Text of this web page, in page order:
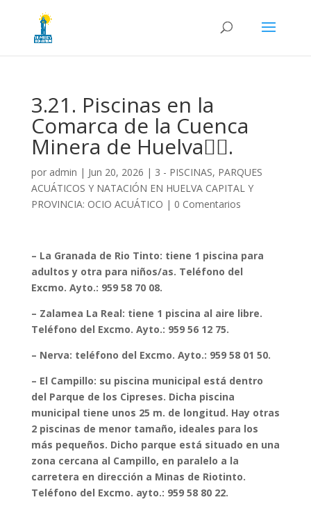
3.21. Piscinas en la
Comarca de la Cuenca
Minera de Huelva🏊‍♂️.
por admin | Jun 20, 2026 | 3 - PISCINAS, PARQUES
ACUÁTICOS Y NATACIÓN EN HUELVA CAPITAL Y
PROVINCIA: OCIO ACUÁTICO | 0 Comentarios
– La Granada de Rio Tinto: tiene 1 piscina para
adultos y otra para niños/as. Teléfono del
Excmo. Ayto.: 959 58 70 08.
– Zalamea La Real: tiene 1 piscina al aire libre.
Teléfono del Excmo. Ayto.: 959 56 12 75.
– Nerva: teléfono del Excmo. Ayto.: 959 58 01 50.
– El Campillo: su piscina municipal está dentro
del Parque de los Cipreses. Dicha piscina
municipal tiene unos 25 m. de longitud. Hay otras
2 piscinas de menor tamaño, ideales para los
más pequeños. Dicho parque está situado en una
zona cercana al Campillo, en paralelo a la
carretera en dirección a Minas de Riotinto.
Teléfono del Excmo. ayto.: 959 58 80 22.